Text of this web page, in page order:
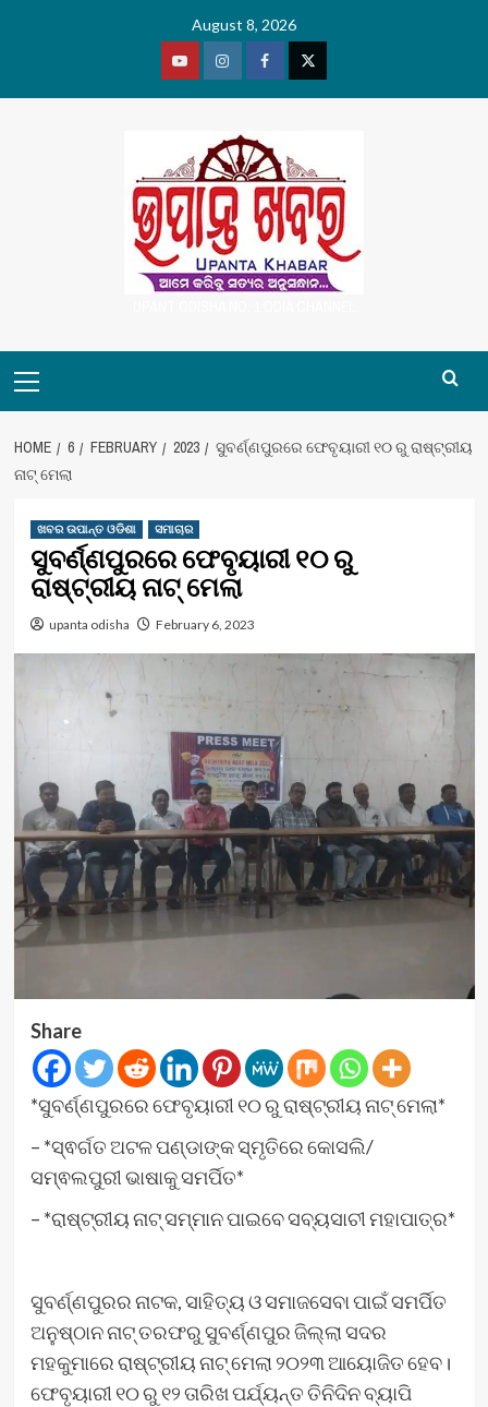
August 8, 2026
YoutubeVimeoFacebookTwitter
Menu
HOME 6 FEBRUARY 2023
ସୁବର୍ଣ୍ଣପୁରରେ ଫେବୃୟାରୀ ୧୦ ରୁ ରାଷ୍ଟ୍ରୀୟ
ନାଟ୍ ମେଲା
ଖବର ଉପାନ୍ତ ଓଡିଶା ସମାଚାର
ସୁବର୍ଣ୍ଣପୁରରେ ଫେବୃୟାରୀ ୧୦ ରୁ
ରାଷ୍ଟ୍ରୀୟ ନାଟ୍ ମେଲା
upanta odisha February 6, 2023
Share
*ସୁବର୍ଣ୍ଣପୁରରେ ଫେବୃୟାରୀ ୧୦ ରୁ ରାଷ୍ଟ୍ରୀୟ ନାଟ୍ ମେଲା*
– *ସ୍ଵର୍ଗତ ଅଟଳ ପଣ୍ଡାଙ୍କ ସ୍ମୃତିରେ କୋସଲି/
ସମ୍ଵଲପୁରୀ ଭାଷାକୁ ସମର୍ପିତ*
– *ରାଷ୍ଟ୍ରୀୟ ନାଟ୍ ସମ୍ମାନ ପାଇବେ ସବ୍ୟସାଚୀ ମହାପାତ୍ର*
ସୁବର୍ଣ୍ଣପୁରର ନାଟକ, ସାହିତ୍ୟ ଓ ସମାଜସେବା ପାଇଁ ସମର୍ପିତ
ଅନୁଷ୍ଠାନ ନାଟ୍ ତରଫରୁ ସୁବର୍ଣ୍ଣପୁର ଜିଲ୍ଲା ସଦର
ମହକୁମାରେ ରାଷ୍ଟ୍ରୀୟ ନାଟ୍ ମେଲା ୨୦୨୩ ଆୟୋଜିତ ହେବ।
ଫେବୃୟାରୀ ୧୦ ରୁ ୧୨ ତାରିଖ ପର୍ଯ୍ୟନ୍ତ ତିନିଦିନ ବ୍ୟାପି